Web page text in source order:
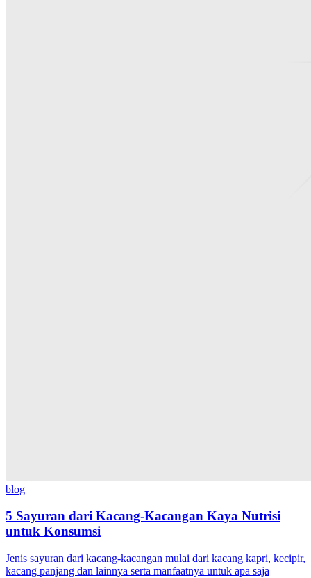
blog
5 Sayuran dari Kacang-Kacangan Kaya Nutrisi
untuk Konsumsi
Jenis sayuran dari kacang-kacangan mulai dari kacang kapri, kecipir,
kacang panjang dan lainnya serta manfaatnya untuk apa saja